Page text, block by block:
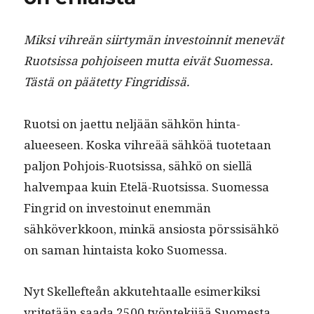
k
Mik­si vihreän siir­tymän investoin­nit menevät
Ruot­sis­sa pohjoiseen mut­ta eivät Suomes­sa.
Tästä on päätet­ty Fingridissä.
Ruot­si on jaet­tu neljään sähkön hin­ta-
alueeseen. Kos­ka vihreää sähköä tuote­taan
paljon Pohjois-Ruot­sis­sa, sähkö on siel­lä
halvem­paa kuin Etelä-Ruot­sis­sa. Suomes­sa
Fin­grid on investoin­ut enem­män
sähköverkkoon, minkä ansios­ta pörssisähkö
on saman hin­taista koko Suomessa.
Nyt Skelleft­eån akkute­htaalle esimerkik­si